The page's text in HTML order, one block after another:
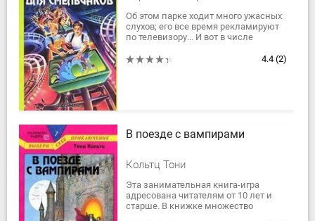
Об этом парке ходит много ужасных
слухов; его все время рекламируют
по телевизору... И вот в числе
получаешь бесплатный билет в4.4 (2)
В поезде с вампирами
Кольтц Тони
Эта занимательная книга-игра
адресована читателям от 10 лет и
старше. В книжке множество